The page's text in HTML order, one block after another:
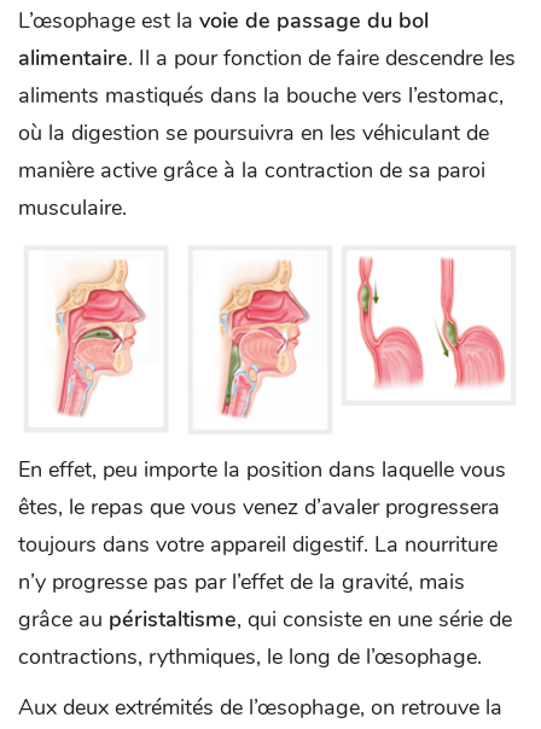
L’œsophage est la voie de passage du bol
alimentaire. Il a pour fonction de faire descendre les
aliments mastiqués dans la bouche vers l’estomac,
où la digestion se poursuivra en les véhiculant de
manière active grâce à la contraction de sa paroi
musculaire.
En effet, peu importe la position dans laquelle vous
êtes, le repas que vous venez d’avaler progressera
toujours dans votre appareil digestif. La nourriture
n’y progresse pas par l’effet de la gravité, mais
grâce au péristaltisme, qui consiste en une série de
contractions, rythmiques, le long de l’œsophage.
Aux deux extrémités de l’œsophage, on retrouve la